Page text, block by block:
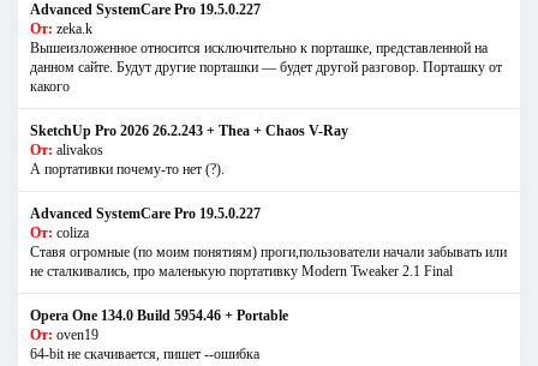
Advanced SystemCare Pro 19.5.0.227
От: zeka.k
Вышеизложенное относится исключительно к порташке, представленной на
данном сайте. Будут другие порташки — будет другой разговор. Порташку от
какого
SketchUp Pro 2026 26.2.243 + Thea + Chaos V-Ray
От: alivakos
А портативки почему-то нет (?).
Advanced SystemCare Pro 19.5.0.227
От: coliza
Ставя огромные (по моим понятиям) проги,пользователи начали забывать или
не сталкивались, про маленькую портативку Modern Tweaker 2.1 Final
Opera One 134.0 Build 5954.46 + Portable
От: oven19
64-bit не скачивается, пишет --ошибка